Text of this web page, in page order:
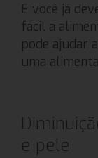
E você já
fácil a
pode ajudar
uma
e pele